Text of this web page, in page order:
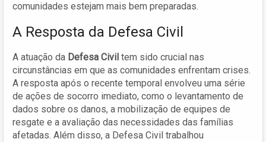
comunidades estejam mais bem preparadas.
A Resposta da Defesa Civil
A atuação da Defesa Civil tem sido crucial nas
circunstâncias em que as comunidades enfrentam crises.
A resposta após o recente temporal envolveu uma série
de ações de socorro imediato, como o levantamento de
dados sobre os danos, a mobilização de equipes de
resgate e a avaliação das necessidades das famílias
afetadas. Além disso, a Defesa Civil trabalhou